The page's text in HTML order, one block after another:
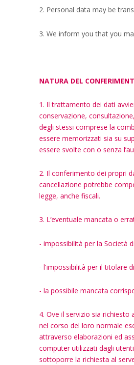
2. Personal data may be
3. We inform you that you
NATURA DEL
1. Il trattamento dei dati
conservazione,
degli stessi comprese la
essere memorizzati sia su
essere svolte con o senza
2. Il conferimento dei propri
cancellazione potrebbe
legge, anche fiscali.
3. L’eventuale mancata o
- impossibilità per la Società
- l'impossibilità per il titolare
- la possibile mancata
4. Ove il servizio sia
nel corso del loro normale
attraverso elaborazioni ed
computer utilizzati dagli
sottoporre la richiesta al